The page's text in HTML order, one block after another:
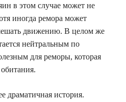
в этом случае может не
иногда ремора может
движению. В целом же
нейтральным по
для реморы, которая
драматичная история.